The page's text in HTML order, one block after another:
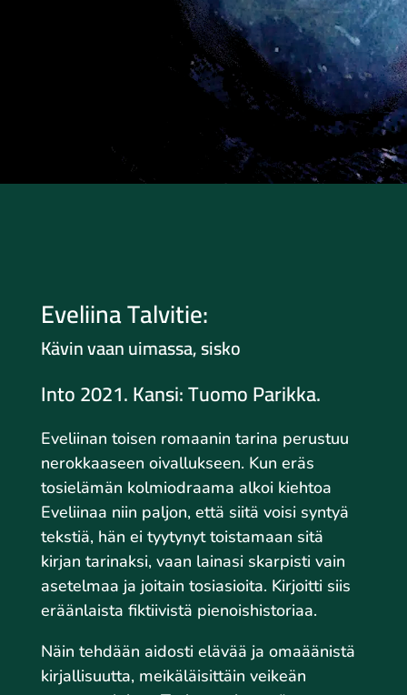
Eveliina Talvitie:
Kävin vaan uimassa, sisko
Into 2021. Kansi: Tuomo Parikka.
Eveliinan toisen romaanin tarina perustuu
nerokkaaseen oivallukseen. Kun eräs
tosielämän kolmiodraama alkoi kiehtoa
Eveliinaa niin paljon, että siitä voisi syntyä
tekstiä, hän ei tyytynyt toistamaan sitä
kirjan tarinaksi, vaan lainasi skarpisti vain
asetelmaa ja joitain tosiasioita. Kirjoitti siis
eräänlaista fiktiivistä pienoishistoriaa.
Näin tehdään aidosti elävää ja omaäänistä
kirjallisuutta, meikäläisittäin veikeän